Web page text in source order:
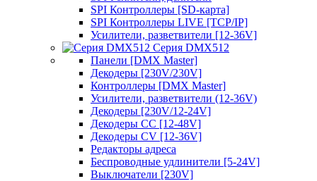
SPI Контроллеры [SD-карта]
SPI Контроллеры LIVE [TCP/IP]
Усилители, разветвители [12-36V]
Серия DMX512
Панели [DMX Master]
Декодеры [230V/230V]
Контроллеры [DMX Master]
Усилители, разветвители (12-36V)
Декодеры [230V/12-24V]
Декодеры CC [12-48V]
Декодеры CV [12-36V]
Редакторы адреса
Беспроводные удлинители [5-24V]
Выключатели [230V]